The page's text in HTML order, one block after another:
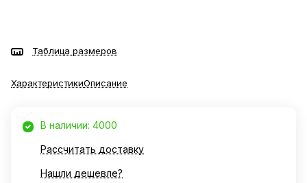
Таблица размеров
ХарактеристикиОписание
В наличии: 4000
Рассчитать доставку
Нашли дешевле?